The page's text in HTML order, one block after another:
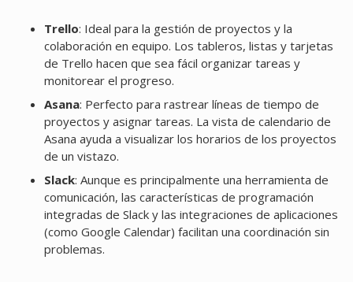
Trello: Ideal para la gestión de proyectos y la
colaboración en equipo. Los tableros, listas y tarjetas
de Trello hacen que sea fácil organizar tareas y
monitorear el progreso.
Asana: Perfecto para rastrear líneas de tiempo de
proyectos y asignar tareas. La vista de calendario de
Asana ayuda a visualizar los horarios de los proyectos
de un vistazo.
Slack: Aunque es principalmente una herramienta de
comunicación, las características de programación
integradas de Slack y las integraciones de aplicaciones
(como Google Calendar) facilitan una coordinación sin
problemas.